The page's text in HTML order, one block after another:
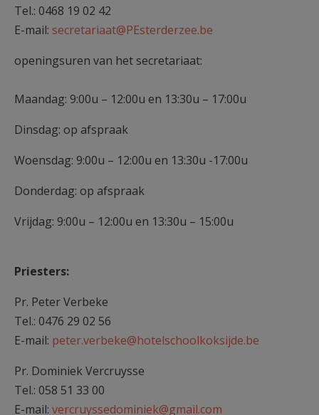
Tel.: 0468 19 02 42
E-mail: secretariaat@PEsterderzee.be
openingsuren van het secretariaat:
Maandag: 9:00u – 12:00u en 13:30u – 17:00u
Dinsdag: op afspraak
Woensdag: 9:00u – 12:00u en 13:30u -17:00u
Donderdag: op afspraak
Vrijdag: 9:00u – 12:00u en 13:30u – 15:00u
Priesters:
Pr. Peter Verbeke
Tel.: 0476 29 02 56
E-mail: peter.verbeke@hotelschoolkoksijde.be
Pr. Dominiek Vercruysse
Tel.: 058 51 33 00
E-mail: vercruyssedominiek@gmail.com